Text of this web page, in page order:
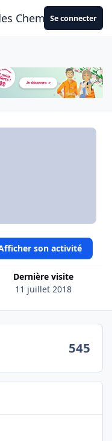
CheminotsSe connecter
Dernière visite
11 juillet 2018
son activité
545